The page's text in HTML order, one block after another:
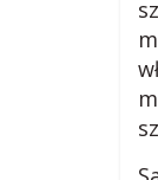
e